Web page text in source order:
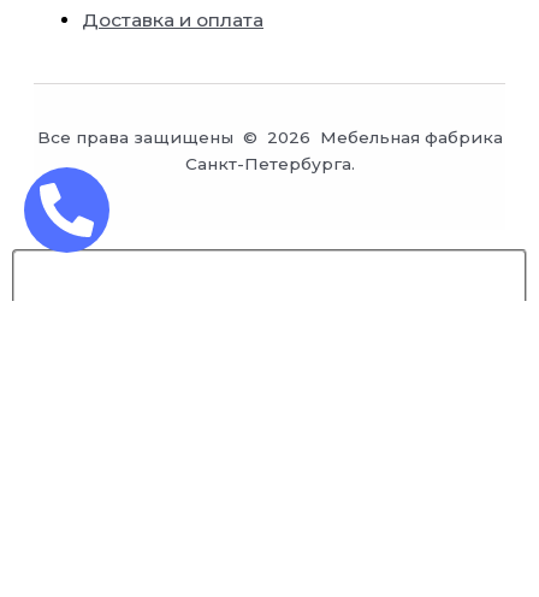
Доставка и оплата
Все права защищены © 2026 Мебельная фабрика
Санкт-Петербурга.